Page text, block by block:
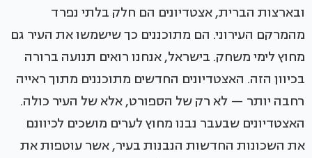
ובארצות הברית, אצטדיונים הם חלק בלתי נפרד
מהמרקם העירוני. הם מתוכננים כך שישמשו את העיר גם
מחוץ לימי משחק. בישראל, אנחנו רואים תנועה ברורה
בכיוון הזה. האצטדיונים החדשים מתוכננים מתוך ראייה
רחבה יותר — לא רק של הספורט, אלא של העיר כולה.
האצטדיונים שבעבר נבנו מחוץ לערים מושכים לכיוונם
את השכונות החדשות הנבנות בעיר, אשר עוטפות את